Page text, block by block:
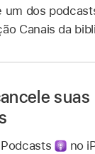
um dos
Canais da
suas
no